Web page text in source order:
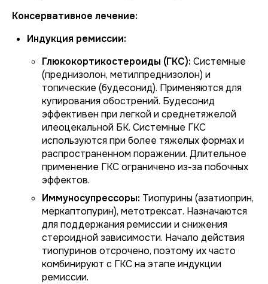
Консервативное лечение:
Индукция ремиссии:
Глюкокортикостероиды (ГКС): Системные
(преднизолон, метилпреднизолон) и
топические (будесонид). Применяются для
купирования обострений. Будесонид
эффективен при легкой и среднетяжелой
илеоцекальной БК. Системные ГКС
используются при более тяжелых формах и
распространенном поражении. Длительное
применение ГКС ограничено из-за побочных
эффектов.
Иммуносупрессоры: Тиопурины (азатиоприн,
меркаптопурин), метотрексат. Назначаются
для поддержания ремиссии и снижения
стероидной зависимости. Начало действия
тиопуринов отсрочено, поэтому их часто
комбинируют с ГКС на этапе индукции
ремиссии.